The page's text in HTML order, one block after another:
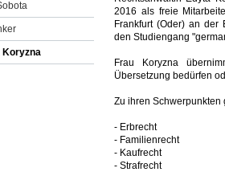
Koryzna
2016 als freie
Frankfurt (Oder) an der
den Studiengang
Frau Koryzna
Übersetzung bedürfen
Zu ihren Schwerpunkten
- Erbrecht
- Familienrecht
- Kaufrecht
- Strafrecht